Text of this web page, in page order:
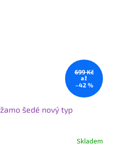
699 Kč
až
–42 %
šedé nový typ
Skladem